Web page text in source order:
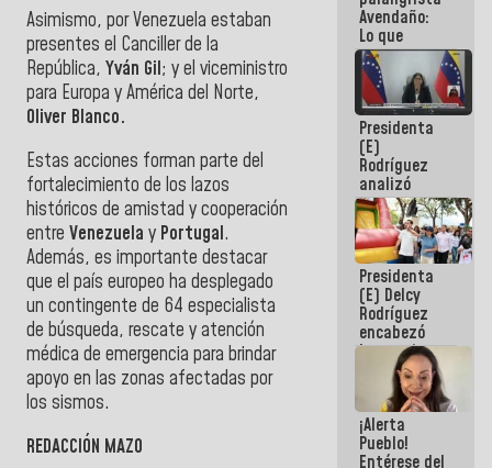
Asimismo, por Venezuela estaban
presentes el Canciller de la
República, Yván Gil; y el viceministro
para Europa y América del Norte,
Oliver Blanco.
Estas acciones forman parte del
fortalecimiento de los lazos
históricos de amistad y cooperación
entre Venezuela y Portugal.
Además, es importante destacar
que el país europeo ha desplegado
un contingente de 64 especialista
de búsqueda, rescate y atención
médica de emergencia para brindar
apoyo en las zonas afectadas por
los sismos.
REDACCIÓN MAZO
Avendaño:
Lo que
vayas a
escribir
hazlo hoy
por que no
sabemos si
la semana
que viene
hay
programa
Presidenta
(E)
Rodríguez
analizó
junto a
gobernadores
planes de
recuperación
del Sistema
Eléctrico
Nacional
Presidenta
(E) Delcy
Rodríguez
encabezó
lanzamiento
del Plan
Nacional de
Recreación
Vacacional
¡Alerta
Pueblo!
Entérese del